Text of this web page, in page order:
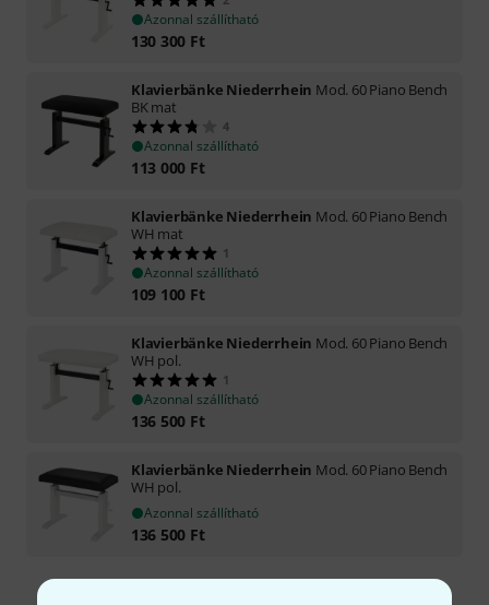
Azonnal szállítható
130 300 Ft
Klavierbänke Niederrhein Mod. 60 Piano Bench
BK mat
4
Azonnal szállítható
113 000 Ft
Klavierbänke Niederrhein Mod. 60 Piano Bench
WH mat
1
Azonnal szállítható
109 100 Ft
Klavierbänke Niederrhein Mod. 60 Piano Bench
WH pol.
1
Azonnal szállítható
136 500 Ft
Klavierbänke Niederrhein Mod. 60 Piano Bench
WH pol.
Azonnal szállítható
136 500 Ft